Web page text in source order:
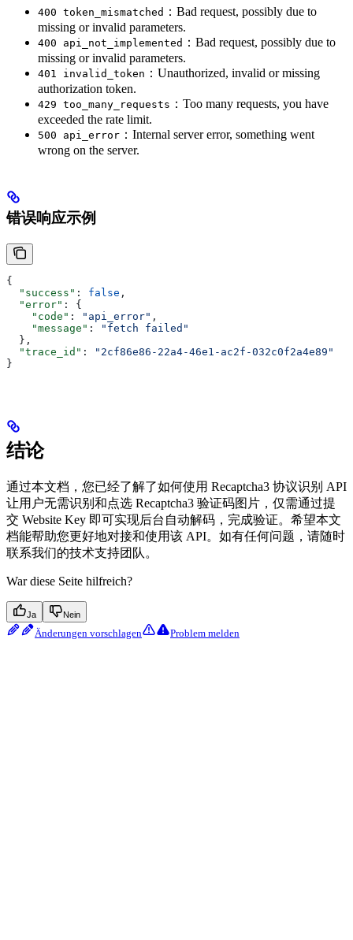
400 token_mismatched ：Bad request, possibly due to
missing or invalid parameters.
400 api_not_implemented ：Bad request, possibly due to
missing or invalid parameters.
401 invalid_token ：Unauthorized, invalid or missing
authorization token.
429 too_many_requests ：Too many requests, you have
exceeded the rate limit.
500 api_error ：Internal server error, something went
wrong on the server.
错误响应示例
{
  "success"
: false ,
  "error"
: {
    "code"
: "api_error" ,
    "message"
:
"fetch failed"
  },
  "trace_id"
:
"2cf86e86-22a4-46e1-ac2f-032c0f2a4e89"
}
结论
通过本文档，您已经了解了如何使用 Recaptcha3 协议识别 API
让用户无需识别和点选 Recaptcha3 验证码图片，仅需通过提
交 Website Key 即可实现后台自动解码，完成验证。希望本文
档能帮助您更好地对接和使用该 API。如有任何问题，请随时
联系我们的技术支持团队。
War diese Seite hilfreich?
Ja Nein
Änderungen vorschlagen Problem melden